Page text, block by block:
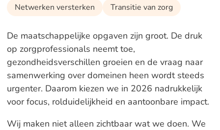
De maatschappelijke opgaven zijn groot. De druk
op zorgprofessionals neemt toe,
gezondheidsverschillen groeien en de vraag naar
samenwerking over domeinen heen wordt steeds
urgenter. Daarom kiezen we in 2026 nadrukkelijk
voor focus, rolduidelijkheid en aantoonbare impact.
Wij maken niet alleen zichtbaar wat we doen. We
Netwerken versterken
Transitie van zorg